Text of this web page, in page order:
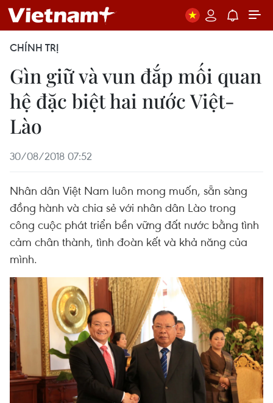
CHÍNH TRỊ
Gìn giữ và vun đắp mối quan
hệ đặc biệt hai nước Việt-
Lào
30/08/2018 07:52
Nhân dân Việt Nam luôn mong muốn, sẵn sàng
đồng hành và chia sẻ với nhân dân Lào trong
công cuộc phát triển bền vững đất nước bằng tình
cảm chân thành, tình đoàn kết và khả năng của
mình.